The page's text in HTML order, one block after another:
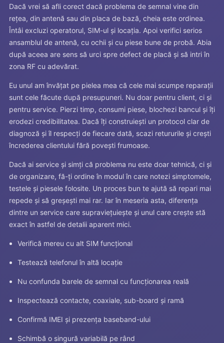
Dacă vrei să afli corect dacă problema de semnal vine din
rețea, din antenă sau din placa de bază, cheia este ordinea.
Întâi excluzi operatorul, SIM-ul și locația. Apoi verifici serios
ansamblul de antenă, cu ochii și cu piese bune de probă. Abia
după aceea are sens să urci spre defect de placă și să intri în
zona RF cu adevărat.
Eu unul am învățat pe pielea mea că cele mai scumpe reparații
sunt cele făcute după presupuneri. Nu doar pentru client, ci și
pentru service. Pierzi timp, consumi piese, blochezi bancul și îți
erodezi credibilitatea. Dacă îți construiești un protocol clar de
diagnoză și îl respecți de fiecare dată, scazi retururile și crești
încrederea clientului fără povești frumoase.
Dacă ai service și simți că problema nu este doar tehnică, ci și
de organizare, fă-ți ordine în modul în care notezi simptomele,
testele și piesele folosite. Un proces bun te ajută să repari mai
repede și să greșești mai rar. Iar în meseria asta, diferența
dintre un service care supraviețuiește și unul care crește stă
exact în astfel de detalii aparent mici.
Verifică mereu cu alt SIM funcțional
Testează telefonul în altă locație
Nu confunda barele de semnal cu funcționarea reală
Inspectează contacte, coaxiale, sub-board și ramă
Confirmă IMEI și prezența baseband-ului
Schimbă o singură variabilă pe rând